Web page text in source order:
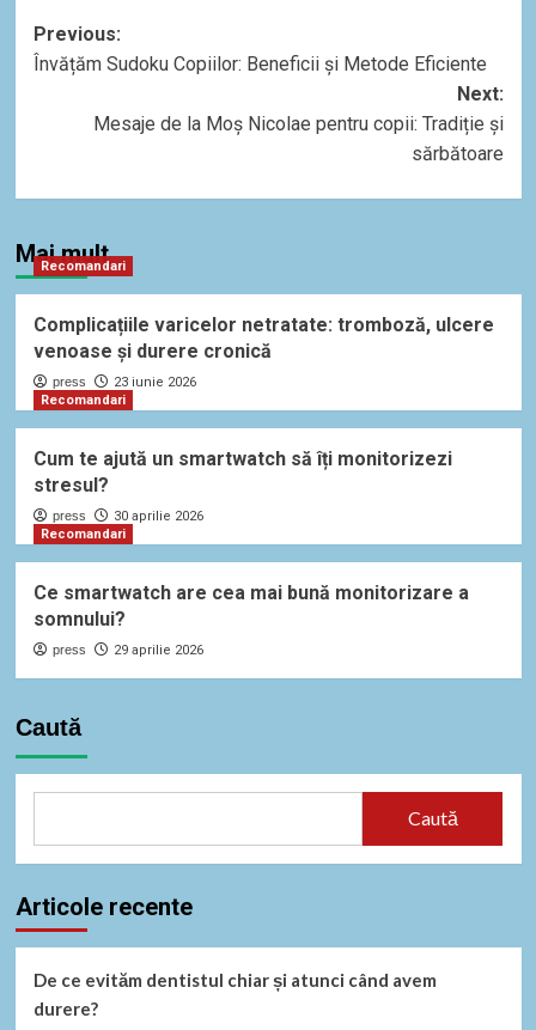
Post
navigation
Previous:
Învățăm Sudoku Copiilor: Beneficii și Metode Eficiente
Next:
Mesaje de la Moș Nicolae pentru copii: Tradiție și
sărbătoare
Mai mult
Recomandari
Complicațiile varicelor netratate: tromboză, ulcere
venoase și durere cronică
press
23 iunie 2026
Recomandari
Cum te ajută un smartwatch să îți monitorizezi
stresul?
press
30 aprilie 2026
Recomandari
Ce smartwatch are cea mai bună monitorizare a
somnului?
press 29 aprilie 2026
Caută
Caută
Articole recente
De ce evităm dentistul chiar și atunci când avem
durere?